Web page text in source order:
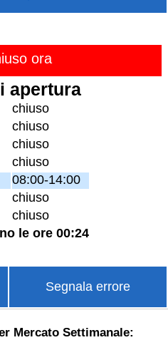
ora
apertura
chiuso
chiuso
chiuso
chiuso
08:00-14:00
chiuso
chiuso
le ore 00:24
Segnala errore
Mercato Settimanale: